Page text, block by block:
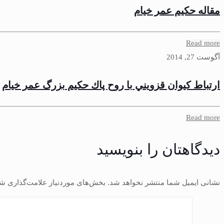
مقاله حكيم عمر خيام
Read more
آگوست 27, 2014
ارتباط كيوان قزويني با روح پاك حكيم بزرگ عمر خيام
Read more
دیدگاهتان را بنویسید
نشانی ایمیل شما منتشر نخواهد شد. بخش‌های موردنیاز علامت‌گذاری